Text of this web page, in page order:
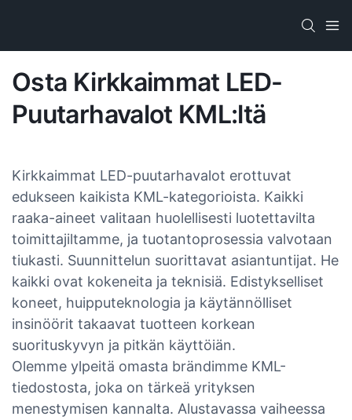
Osta Kirkkaimmat LED-
Puutarhavalot KML:ltä
Kirkkaimmat LED-puutarhavalot erottuvat
edukseen kaikista KML-kategorioista. Kaikki
raaka-aineet valitaan huolellisesti luotettavilta
toimittajiltamme, ja tuotantoprosessia valvotaan
tiukasti. Suunnittelun suorittavat asiantuntijat. He
kaikki ovat kokeneita ja teknisiä. Edistykselliset
koneet, huipputeknologia ja käytännölliset
insinöörit takaavat tuotteen korkean
suorituskyvyn ja pitkän käyttöiän.
Olemme ylpeitä omasta brändimme KML-
tiedostosta, joka on tärkeä yrityksen
menestymisen kannalta. Alustavassa vaiheessa